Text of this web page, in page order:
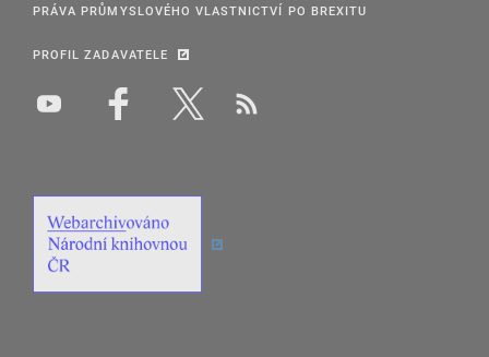
PRÁVA PRŮMYSLOVÉHO VLASTNICTVÍ PO BREXITU
PROFIL ZADAVATELE